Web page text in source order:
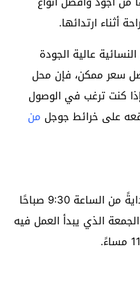
أثناء ارتدائها.
عالية الجودة
سعر ممكن، فإن محل
كنت ترغب في الوصول
على خرائط جوجل من
مواعيد العمل: يعمل المحل يوميًا بدايةً من الساعة 9:30 صباحًا
يوم الجمعة الذي يبدأ العمل فيه